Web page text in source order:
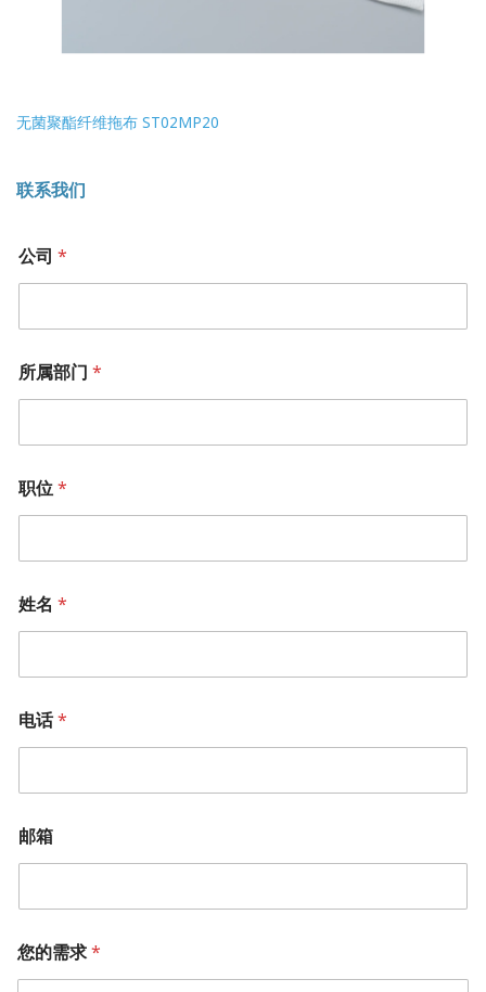
无菌聚酯纤维拖布 ST02MP20
联系我们
姓
名
公司 *
所属部门 *
职位*
姓名 *
电话*
邮箱
您的需求*